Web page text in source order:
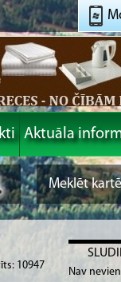
Aktuāla
10947
Nav